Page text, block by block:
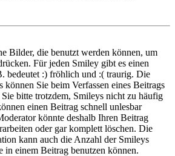
Bilder, die benutzt werden können, um
Für jeden Smiley gibt es einen
bedeutet :) fröhlich und :( traurig. Die
können Sie beim Verfassen eines Beitrags
Sie bitte trotzdem, Smileys nicht zu häufig
einen Beitrag schnell unlesbar
könnte deshalb Ihren Beitrag
oder gar komplett löschen. Die
kann auch die Anzahl der Smileys
in einem Beitrag benutzen können.